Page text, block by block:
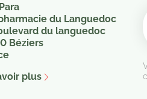
du Languedoc
du languedoc
Béziers
plus